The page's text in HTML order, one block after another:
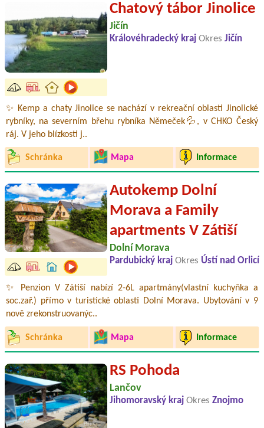
Chatový tábor Jinolice
Jičín
Královéhradecký kraj Okres Jičín
✨ Kemp a chaty Jinolice se nachází v rekreační oblasti Jinolické
rybníky, na severním břehu rybníka Němeček💦, v CHKO Český
ráj. V jeho blízkosti j..
Schránka Mapa Informace
Autokemp Dolní
Morava a Family
apartments V Zátiší
Dolní Morava
Pardubický kraj Okres Ústí nad Orlicí
✨ Penzion V Zátiší nabízí 2-6L apartmány(vlastní kuchyňka a
soc.zař.) přímo v turistické oblasti Dolní Morava. Ubytování v 9
nově zrekonstruovanýc..
Schránka Mapa Informace
RS Pohoda
Lančov
Jihomoravský kraj Okres Znojmo